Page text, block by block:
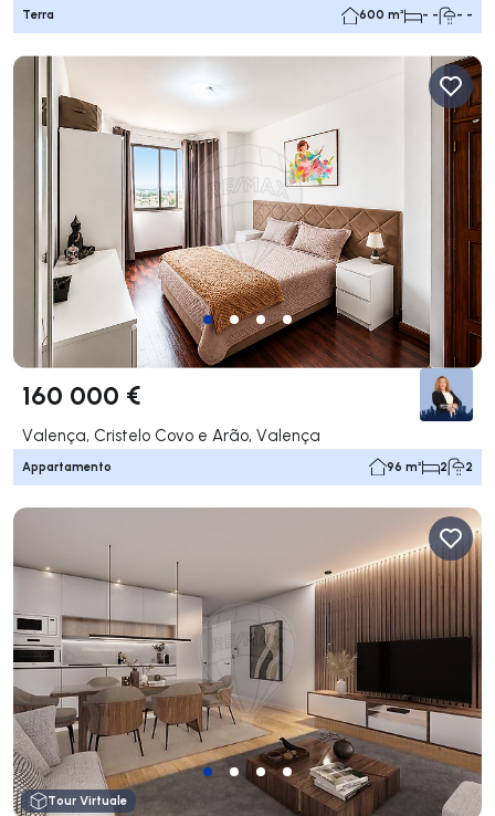
Terra 600 m² - - - -
160 000 €
Valença, Cristelo Covo e Arão, Valença
Appartamento 96 m² 2 2
Tour Virtuale